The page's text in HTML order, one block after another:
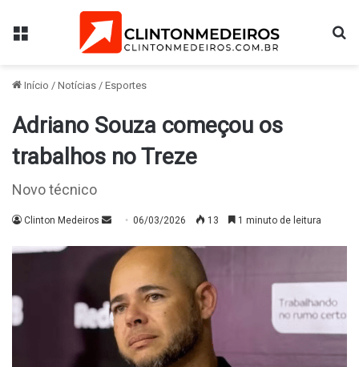
Menu
Início / Notícias / Esportes
Adriano Souza começou os
trabalhos no Treze
Novo técnico
Clinton Medeiros
Mande
mail
06/03/2026 13 1 minuto de leitura